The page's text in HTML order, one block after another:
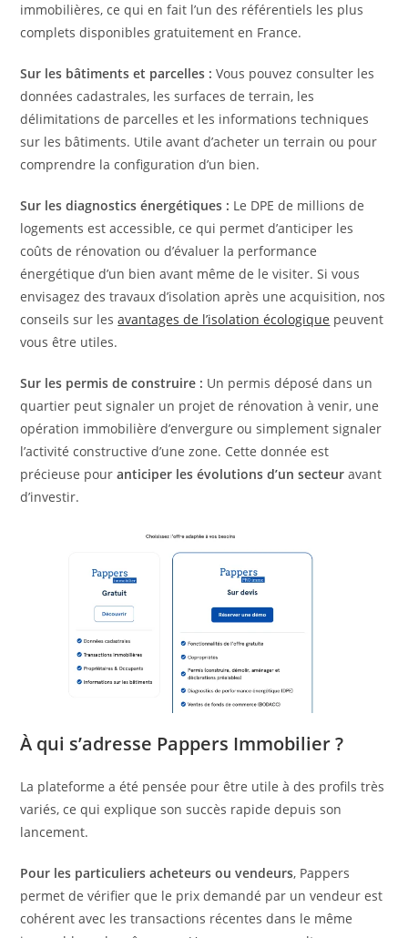
immobilières, ce qui en fait l’un des référentiels les plus
complets disponibles gratuitement en France.
Sur les bâtiments et parcelles : Vous pouvez consulter les
données cadastrales, les surfaces de terrain, les
délimitations de parcelles et les informations techniques
sur les bâtiments. Utile avant d’acheter un terrain ou pour
comprendre la configuration d’un bien.
Sur les diagnostics énergétiques : Le DPE de millions de
logements est accessible, ce qui permet d’anticiper les
coûts de rénovation ou d’évaluer la performance
énergétique d’un bien avant même de le visiter. Si vous
envisagez des travaux d’isolation après une acquisition, nos
conseils sur lesavantages de l’isolation écologique peuvent
vous être utiles.
Sur les permis de construire : Un permis déposé dans un
quartier peut signaler un projet de rénovation à venir, une
opération immobilière d’envergure ou simplement signaler
l’activité constructive d’une zone. Cette donnée est
précieuse pouranticiper les évolutions d’un secteur avant
d’investir.
À qui s’adresse Pappers Immobilier ?
La plateforme a été pensée pour être utile à des profils très
variés, ce qui explique son succès rapide depuis son
lancement.
Pour les particuliers acheteurs ou vendeurs, Pappers
permet de vérifier que le prix demandé par un vendeur est
cohérent avec les transactions récentes dans le même